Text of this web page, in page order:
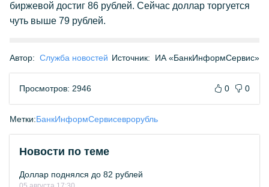
биржевой достиг 86 рублей. Сейчас доллар торгуется
чуть выше 79 рублей.
Автор: Служба новостей Источник: ИА «БанкИнформСервис»
Просмотров: 2946 0 0
Метки:БанкИнформСервисеврорубль
Новости по теме
Доллар поднялся до 82 рублей